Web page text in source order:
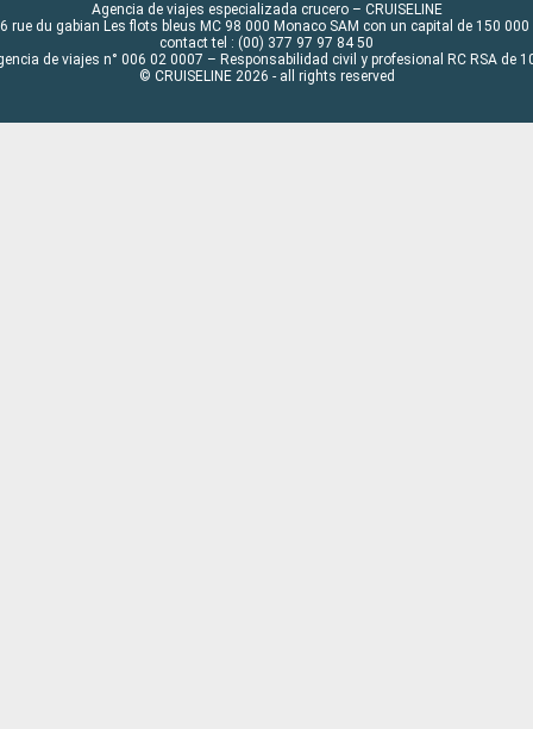
Agencia de viajes especializada crucero – CRUISELINE
rue du gabian Les flots bleus MC 98 000 Monaco SAM con un capital de 150 000
contact tel : (00) 377 97 97 84 50
de viajes n° 006 02 0007 – Responsabilidad civil y profesional RC RSA de
© CRUISELINE 2026 - all rights reserved